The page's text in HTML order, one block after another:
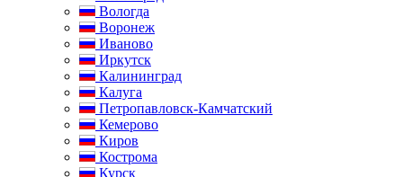
Вологда
Воронеж
Иваново
Иркутск
Калининград
Калуга
Петропавловск-Камчатский
Кемерово
Киров
Кострома
Курск